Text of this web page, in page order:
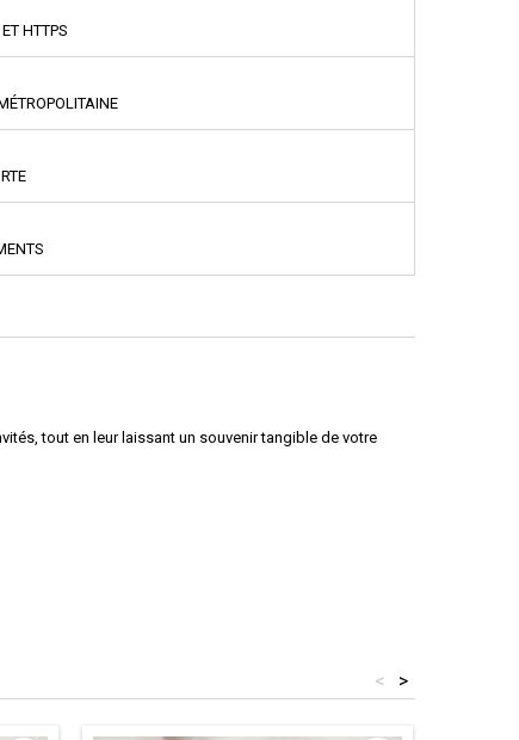
HTTPS
tout en leur laissant un souvenir tangible de votre
>
<